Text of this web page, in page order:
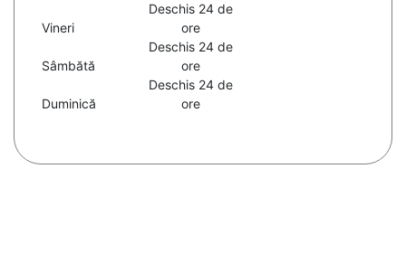
Vineri
Deschis 24 de
ore
Sâmbătă
Deschis 24 de
ore
Duminică
Deschis 24 de
ore